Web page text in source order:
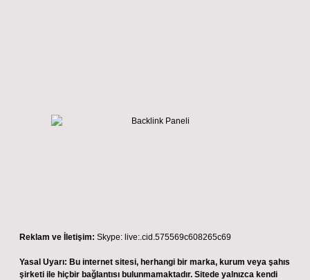
Reklam ve İletişim: Skype: live:.cid.575569c608265c69
Yasal Uyarı: Bu internet sitesi, herhangi bir marka, kurum veya şahıs
şirketi ile hiçbir bağlantısı bulunmamaktadır. Sitede yalnızca kendi